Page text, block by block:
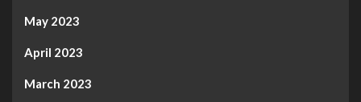
May 2023
April 2023
March 2023